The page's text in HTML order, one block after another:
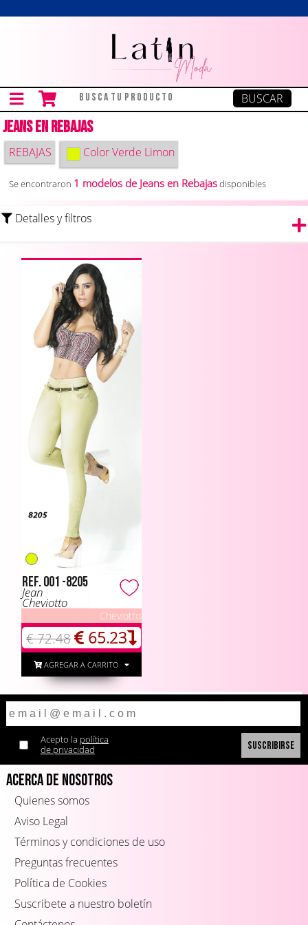
Jeans en Rebajas
REBAJAS ColorVerde Limon
Se encontraron 1 modelos de Jeans en Rebajasdisponibles
Detalles y filtros
Ref. 001 -8205
Jean
Cheviotto
Cheviotto
€ 72.48 65.23
AGREGAR A CARRITO
Acepto la política
de privacidad
Acerca de Nosotros
Quienes somos
Aviso Legal
Términos y condiciones de uso
Preguntas frecuentes
Política de Cookies
Suscribete a nuestro boletín